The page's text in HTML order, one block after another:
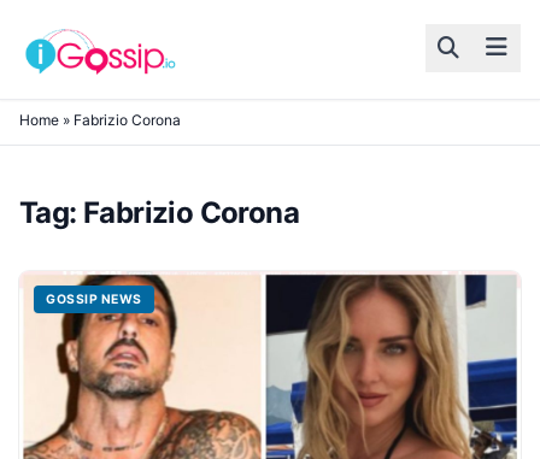
Skip to content
Home » Fabrizio Corona
Tag: Fabrizio Corona
GOSSIP NEWS